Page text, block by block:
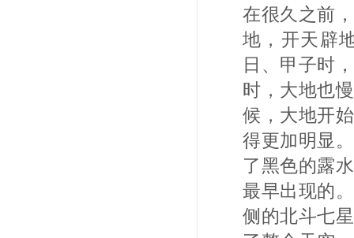
在很久之前
地，开天辟
日、甲子时
时，大地也
候，大地开
得更加明显
了黑色的露
最早出现的
侧的北斗七